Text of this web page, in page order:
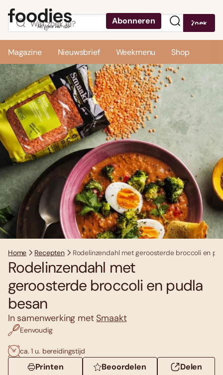
Abonneren Zoek
Magazine Nieuwsbrief Weekmenu Shop
Home Recepten Rodelinzendahl met geroosterde broccoli en
Rodelinzendahl met
geroosterde broccoli en pudla
besan
In samenwerking met Smaakt
Eenvoudig
ca. 1 u. bereidingstijd
Printen Beoordelen Delen